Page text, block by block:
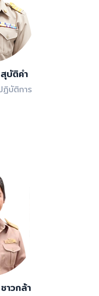
บัติคำ
ฏิบัติการ
าวกล้า